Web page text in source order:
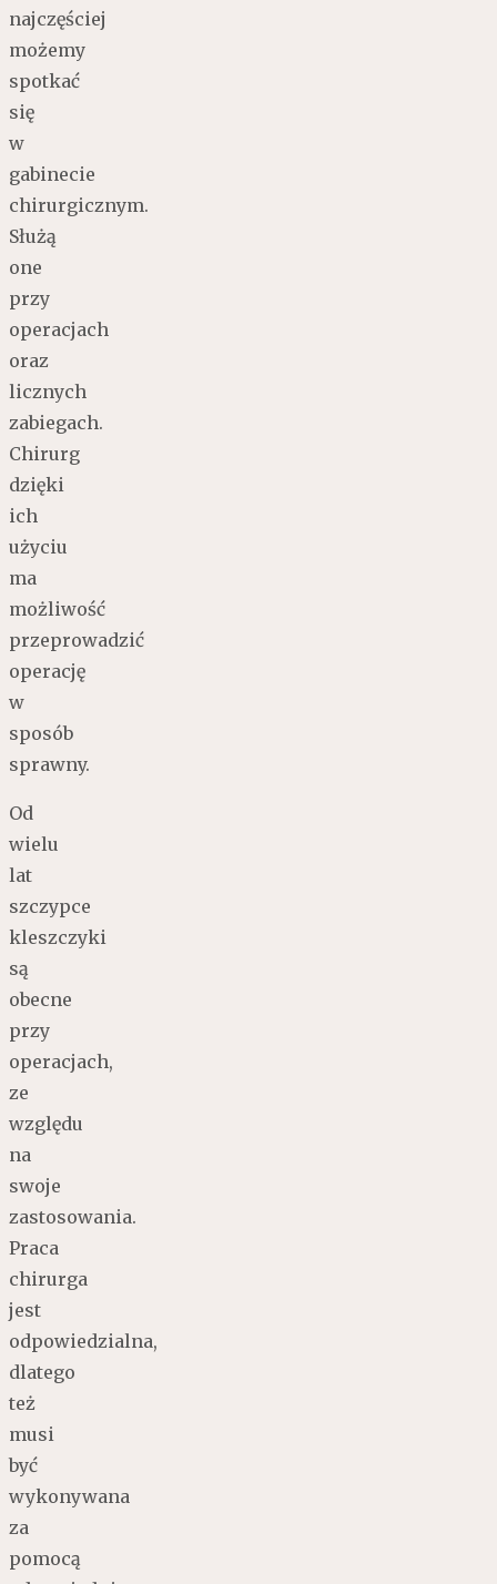
najczęściej
możemy
spotkać
się
w
gabinecie
chirurgicznym.
Służą
one
przy
operacjach
oraz
licznych
zabiegach.
Chirurg
dzięki
ich
użyciu
ma
możliwość
przeprowadzić
operację
w
sposób
sprawny.
Od
wielu
lat
szczypce
kleszczyki
są
obecne
przy
operacjach,
ze
względu
na
swoje
zastosowania.
Praca
chirurga
jest
odpowiedzialna,
dlatego
też
musi
być
wykonywana
za
pomocą